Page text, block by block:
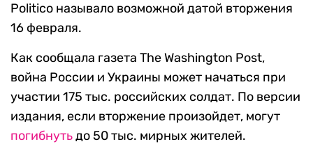
Politico называло возможной датой вторжения
16 февраля.
Как сообщала газета The Washington Post,
война России и Украины может начаться при
участии 175 тыс. российских солдат. По версии
издания, если вторжение произойдет, могут
погибнутьдо 50 тыс. мирных жителей.